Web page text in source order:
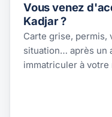
Vous venez
Kadjar ?
Carte grise,
situation… après un
immatriculer à votre